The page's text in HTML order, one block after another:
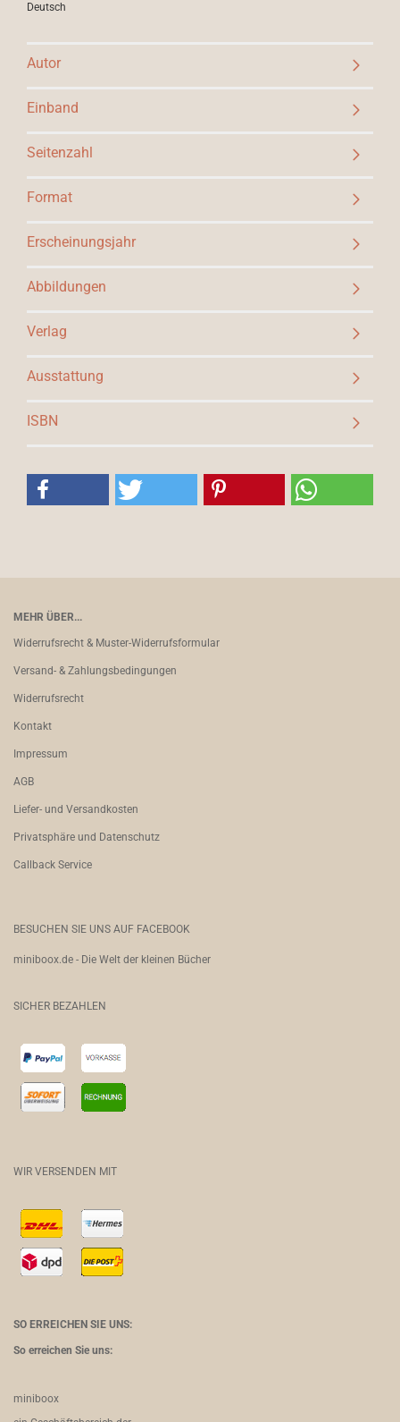
Deutsch
Autor
Einband
Seitenzahl
Format
Erscheinungsjahr
Abbildungen
Verlag
Ausstattung
ISBN
MEHR ÜBER...
Widerrufsrecht & Muster-Widerrufsformular
Versand- & Zahlungsbedingungen
Widerrufsrecht
Kontakt
Impressum
AGB
Liefer- und Versandkosten
Privatsphäre und Datenschutz
Callback Service
BESUCHEN SIE UNS AUF FACEBOOK
miniboox.de - Die Welt der kleinen Bücher
SICHER BEZAHLEN
WIR VERSENDEN MIT
SO ERREICHEN SIE UNS:
So erreichen Sie uns:
miniboox